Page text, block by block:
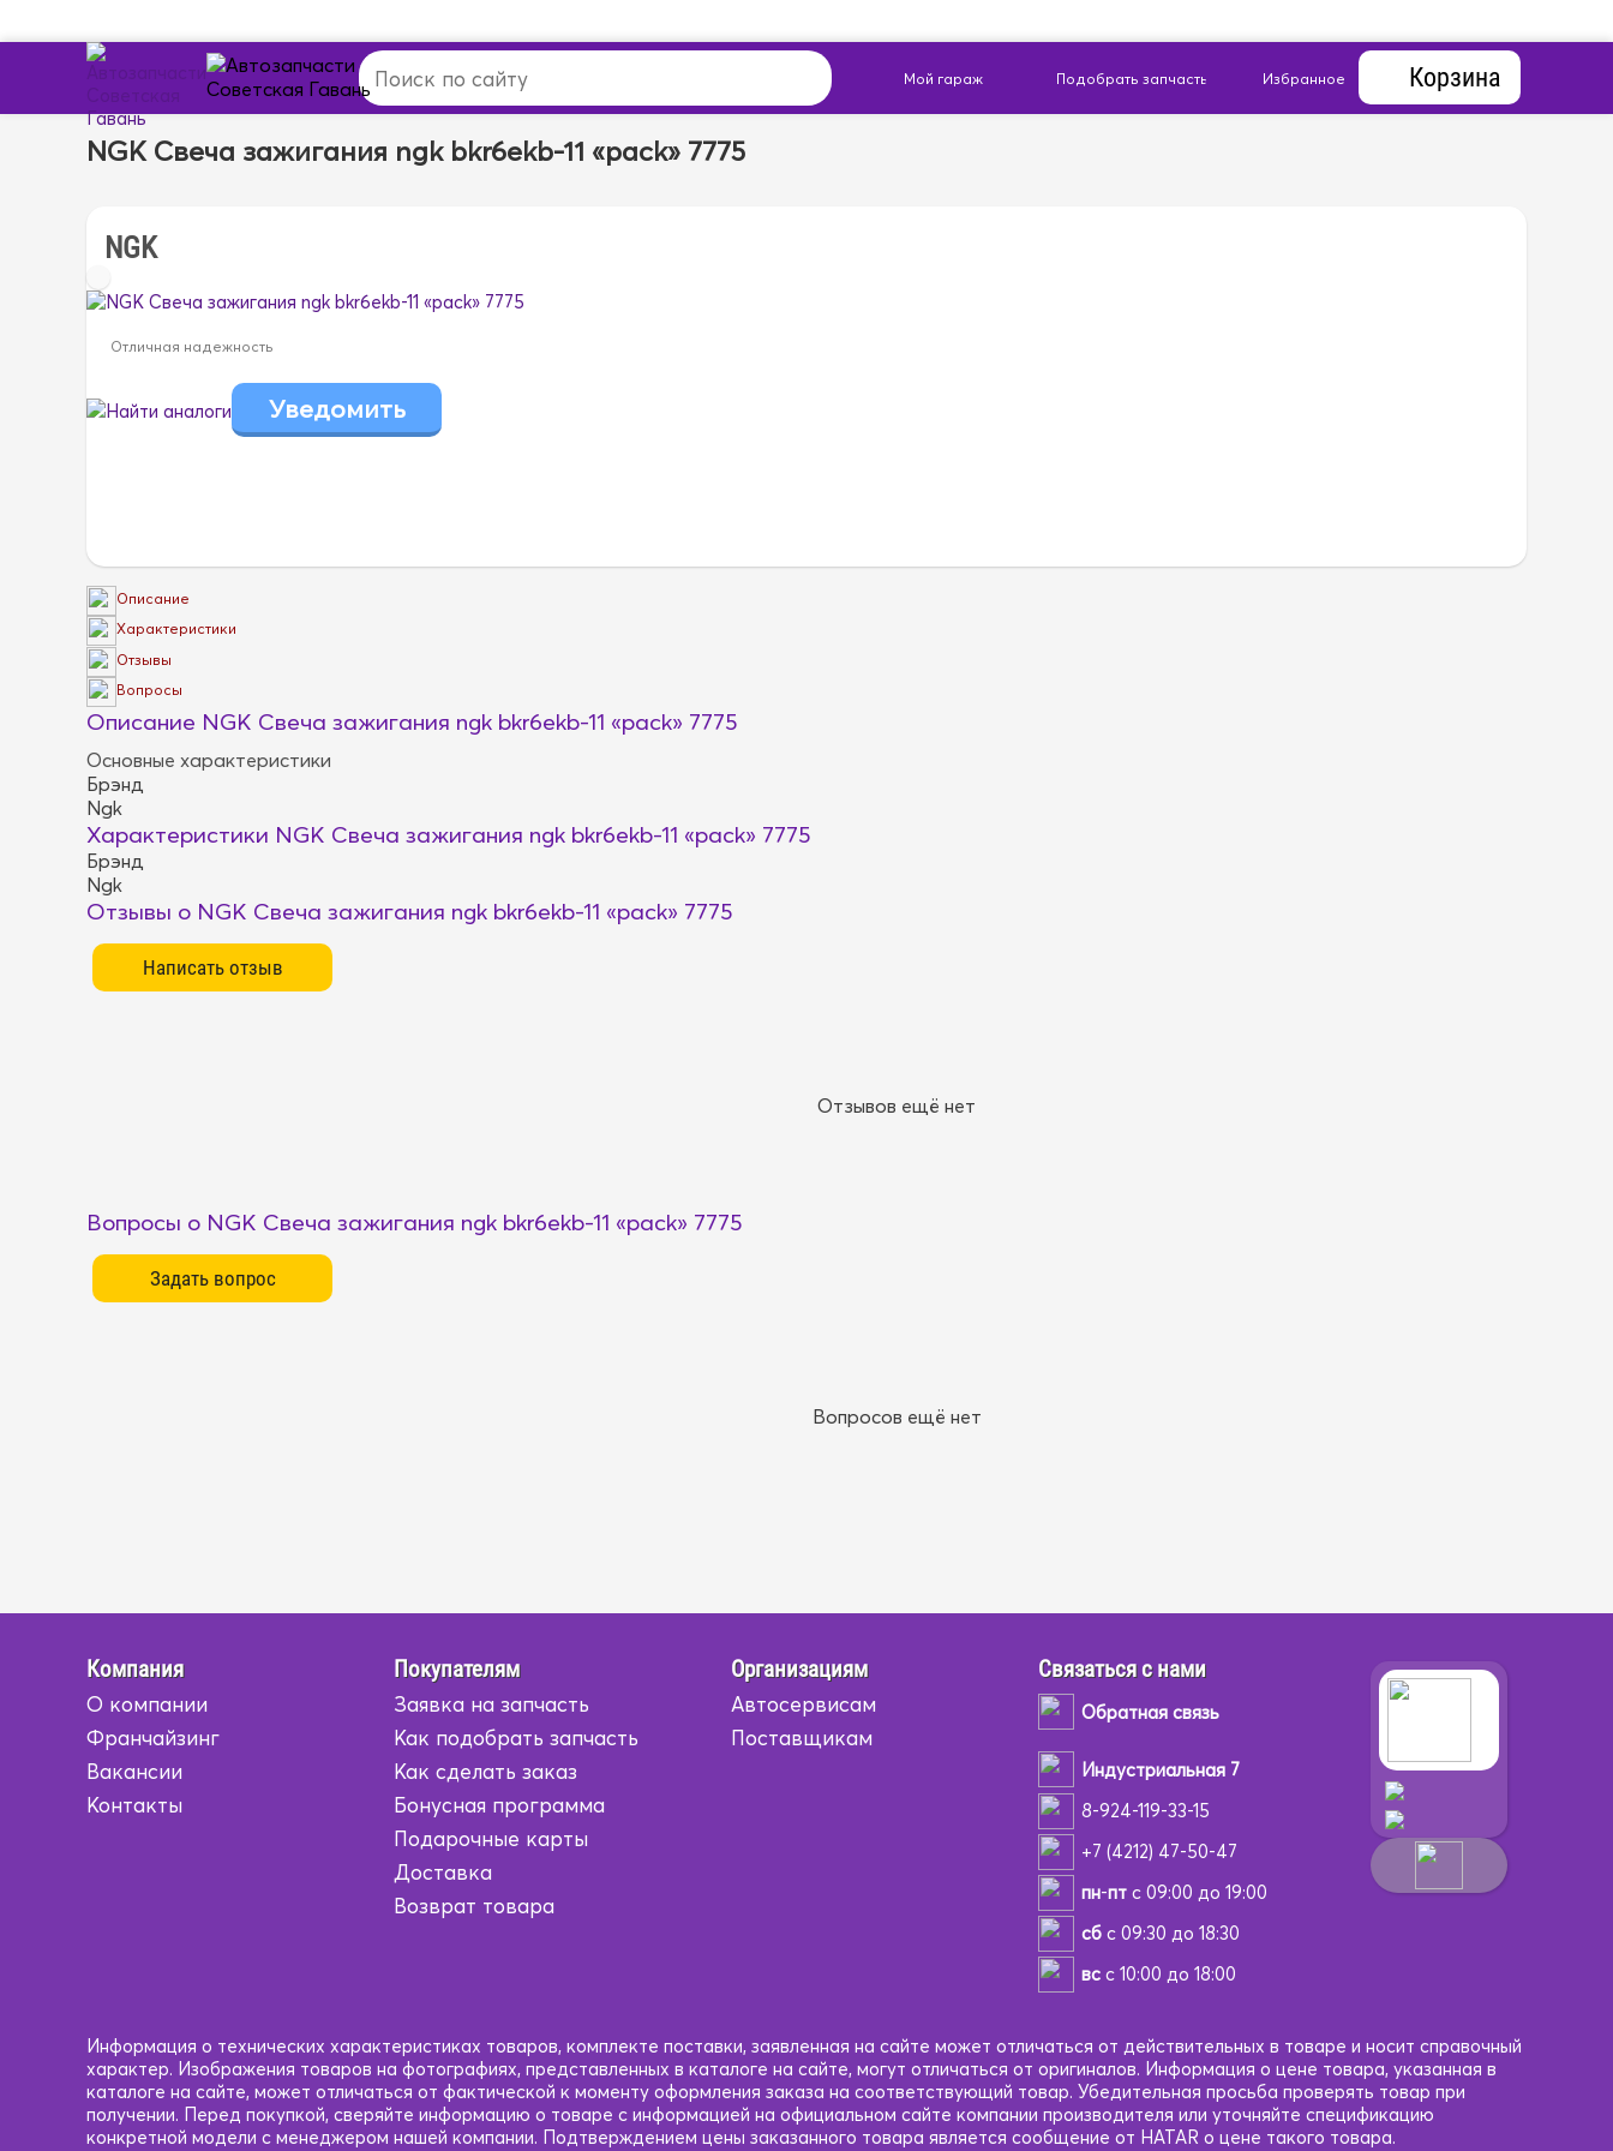
Корзина
NGK Свеча зажигания ngk bkr6ekb-11 «pack» 7775
NGK
Отличная надежность
Найти аналоги
Описание
Характеристики
Отзывы
Вопросы
Описание NGK Свеча зажигания ngk bkr6ekb-11 «pack» 7775
Основные характеристики
Брэнд
Ngk
Характеристики NGK Свеча зажигания ngk bkr6ekb-11 «pack» 7775
Брэнд
Ngk
Отзывы о NGK Свеча зажигания ngk bkr6ekb-11 «pack» 7775
Отзывов ещё нет
Вопросы о NGK Свеча зажигания ngk bkr6ekb-11 «pack» 7775
Вопросов ещё нет
Компания
О компании
Франчайзинг
Вакансии
Контакты
Покупателям
Заявка на запчасть
Как подобрать запчасть
Как сделать заказ
Бонусная программа
Подарочные карты
Доставка
Возврат товара
Организациям
Автосервисам
Поставщикам
Связаться с нами
Обратная связь
Индустриальная 7
8-924-119-33-15
+7 (4212) 47-50-47
пн-птс 09:00 до 19:00
сбс 09:30 до 18:30
всс 10:00 до 18:00
Информация о технических характеристиках товаров, комплекте поставки, заявленная на сайте может отличаться от действительных в товаре и носит справочный
характер. Изображения товаров на фотографиях, представленных в каталоге на сайте, могут отличаться от оригиналов. Информация о цене товара, указанная в
каталоге на сайте, может отличаться от фактической к моменту оформления заказа на соответствующий товар. Убедительная просьба проверять товар при
получении. Перед покупкой, сверяйте информацию о товаре с информацией на официальном сайте компании производителя или уточняйте спецификацию
конкретной модели с менеджером нашей компании. Подтверждением цены заказанного товара является сообщение от HATAR о цене такого товара.